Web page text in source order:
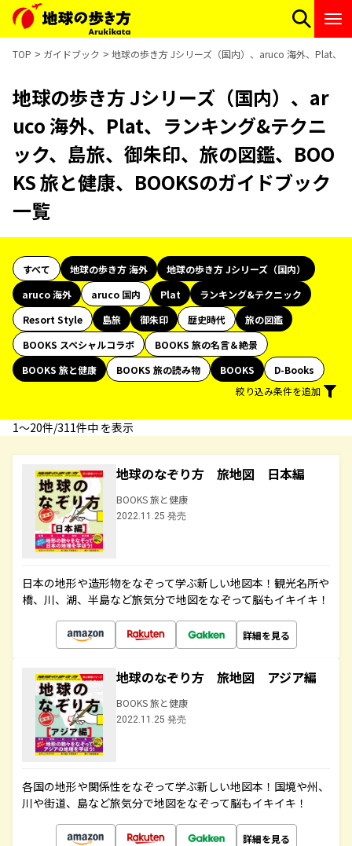
TOP ガイドブック 地球の歩き方 Jシリーズ（国内）、aruco 海外、Plat、
地球の歩き方 Jシリーズ（国内）、ar
uco 海外、Plat、ランキング&テクニ
ック、島旅、御朱印、旅の図鑑、BOO
KS 旅と健康、BOOKSのガイドブック
一覧
すべて 地球の歩き方 海外
地球の歩き方 Jシリーズ（国内）
aruco 海外
aruco 国内 Plat
ランキング&テクニック
Resort Style
島旅 御朱印 歴史時代
旅の図鑑
BOOKS スペシャルコラボ
BOOKS 旅の名言＆絶景
BOOKS 旅と健康
BOOKS 旅の読み物 BOOKS
D-Books
絞り込み条件を追加
1〜20件/311件中 を表示
地球のなぞり方 旅地図 日本編
BOOKS 旅と健康
2022.11.25 発売
日本の地形や造形物をなぞって学ぶ新しい地図本！観光名所や
橋、川、湖、半島など旅気分で地図をなぞって脳もイキイキ！
詳細を見る
地球のなぞり方 旅地図 アジア編
BOOKS 旅と健康
2022.11.25 発売
各国の地形や関係性をなぞって学ぶ新しい地図本！国境や州、
川や街道、島など旅気分で地図をなぞって脳もイキイキ！
詳細を見る